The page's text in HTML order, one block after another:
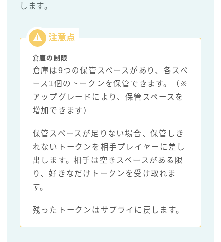
します。
倉庫の制限
倉庫は9つの保管スペースがあり、各スペ
ース1個のトークンを保管できます。（※
アップグレードにより、保管スペースを
増加できます）
保管スペースが足りない場合、保管しき
れないトークンを相手プレイヤーに差し
出します。相手は空きスペースがある限
り、好きなだけトークンを受け取れま
す。
残ったトークンはサプライに戻します。